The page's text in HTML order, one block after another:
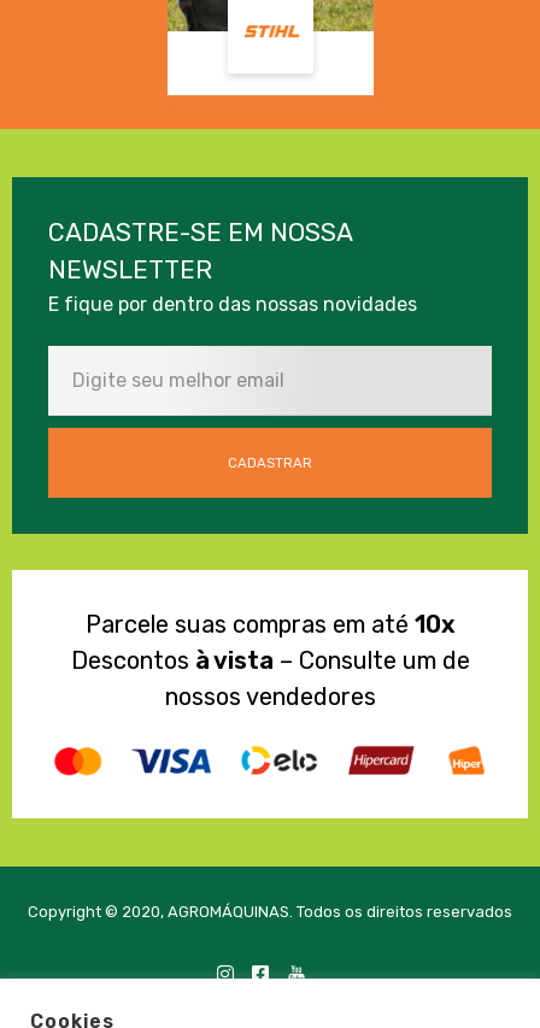
CADASTRE-SE EM NOSSA
NEWSLETTER
E fique por dentro das nossas novidades
Parcele suas compras em até 10x
Descontos à vista – Consulte um de
nossos vendedores
Copyright © 2020, AGROMÁQUINAS. Todos os direitos reservados
Cookies